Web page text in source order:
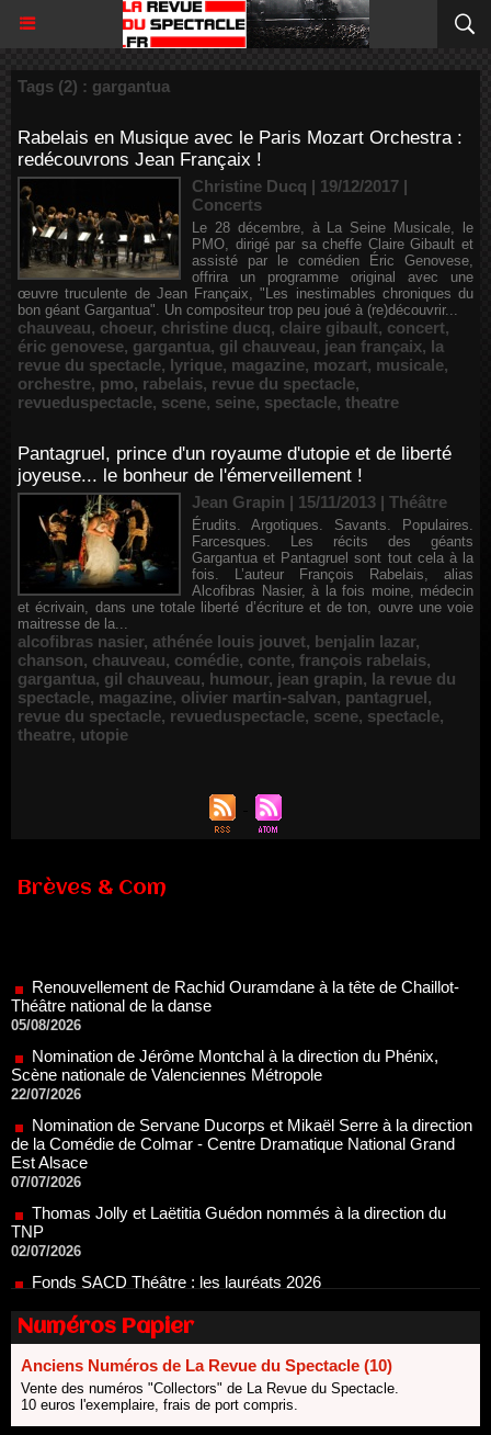
Tags (2) : gargantua
Rabelais en Musique avec le Paris Mozart Orchestra :
redécouvrons Jean Françaix !
Christine Ducq | 19/12/2017 |
Concerts
Le 28 décembre, à La Seine Musicale, le
PMO, dirigé par sa cheffe Claire Gibault et
assisté par le comédien Éric Genovese,
offrira un programme original avec une
œuvre truculente de Jean Françaix, "Les inestimables chroniques du
bon géant Gargantua". Un compositeur trop peu joué à (re)découvrir...
chauveau, choeur, christine ducq, claire gibault, concert,
éric genovese, gargantua, gil chauveau, jean françaix, la
revue du spectacle, lyrique, magazine, mozart, musicale,
orchestre, pmo, rabelais, revue du spectacle,
revueduspectacle, scene, seine, spectacle, theatre
Pantagruel, prince d'un royaume d'utopie et de liberté
joyeuse... le bonheur de l'émerveillement !
Jean Grapin | 15/11/2013 | Théâtre
Érudits. Argotiques. Savants. Populaires.
Farcesques. Les récits des géants
Gargantua et Pantagruel sont tout cela à la
fois. L’auteur François Rabelais, alias
Alcofibras Nasier, à la fois moine, médecin
et écrivain, dans une totale liberté d’écriture et de ton, ouvre une voie
maitresse de la...
alcofibras nasier, athénée louis jouvet, benjalin lazar,
chanson, chauveau, comédie, conte, françois rabelais,
gargantua, gil chauveau, humour, jean grapin, la revue du
spectacle, magazine, olivier martin-salvan, pantagruel,
revue du spectacle, revueduspectacle, scene, spectacle,
theatre, utopie
Brèves & Com
05/08/2026
Nomination de Jérôme Montchal à la direction du Phénix,
22/07/2026
Nomination de Servane Ducorps et Mikaël Serre à la direction
Est Alsace
07/07/2026
Thomas Jolly et Laëtitia Guédon nommés à la direction du
02/07/2026
Fonds SACD Théâtre : les lauréats 2026
20/06/2026
Le palmarès des prix SACD 2026
18/06/2026
Les 10 lauréats du Fonds Grandes Formes Théâtre 2026
Numéros Papier
Anciens Numéros de La Revue du Spectacle (10)
Vente des numéros "Collectors" de La Revue du Spectacle.
10 euros l'exemplaire, frais de port compris.